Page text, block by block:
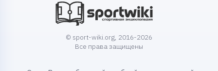
© sport-wiki.org, 2016-2026
Все права защищены